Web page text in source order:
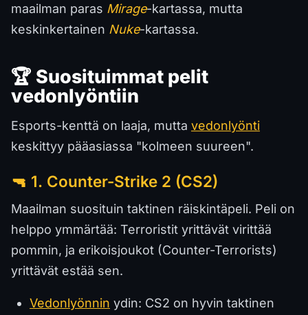
maailman paras Mirage-kartassa, mutta
keskinkertainen Nuke-kartassa.
🏆 Suosituimmat pelit
vedonlyöntiin
Esports-kenttä on laaja, mutta vedonlyönti
keskittyy pääasiassa "kolmeen suureen".
🔫 1. Counter-Strike 2 (CS2)
Maailman suosituin taktinen räiskintäpeli. Peli on
helppo ymmärtää: Terroristit yrittävät virittää
pommin, ja erikoisjoukot (Counter-Terrorists)
yrittävät estää sen.
Vedonlyönnin ydin: CS2 on hyvin taktinen